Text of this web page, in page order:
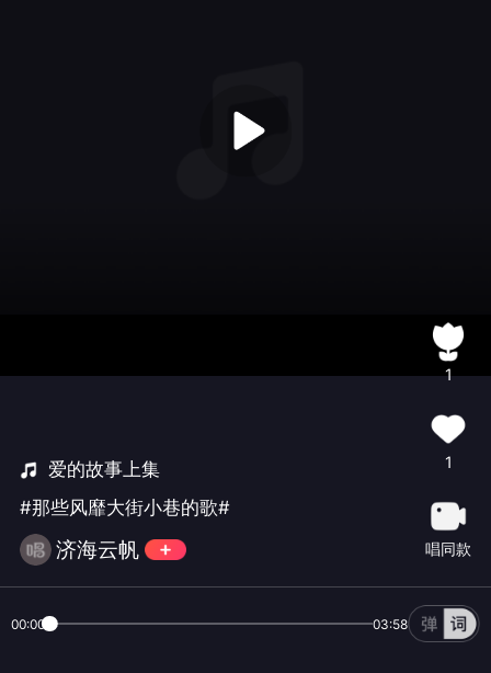
爱的故事上集
#那些风靡大街小巷的歌#
济海云帆
1
1
唱同款
00:00 03:58